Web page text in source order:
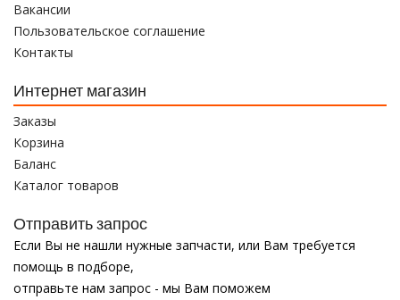
Вакансии
Пользовательское соглашение
Контакты
Интернет магазин
Заказы
Корзина
Баланс
Каталог товаров
Отправить запрос
Если Вы не нашли нужные запчасти, или Вам требуется
помощь в подборе,
отправьте нам запрос - мы Вам поможем